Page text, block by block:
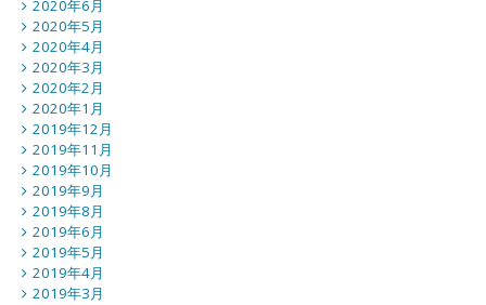
2020年6月
2020年5月
2020年4月
2020年3月
2020年2月
2020年1月
2019年12月
2019年11月
2019年10月
2019年9月
2019年8月
2019年6月
2019年5月
2019年4月
2019年3月